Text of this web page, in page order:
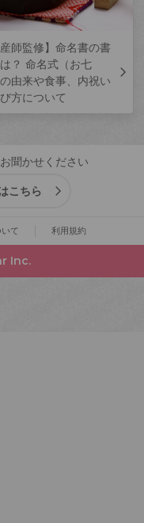
産師監修】命名書の書
？ 命名式（お七
由来や食事、内祝い
方について
聞かせください
こちら
て 利用規約
Inc.